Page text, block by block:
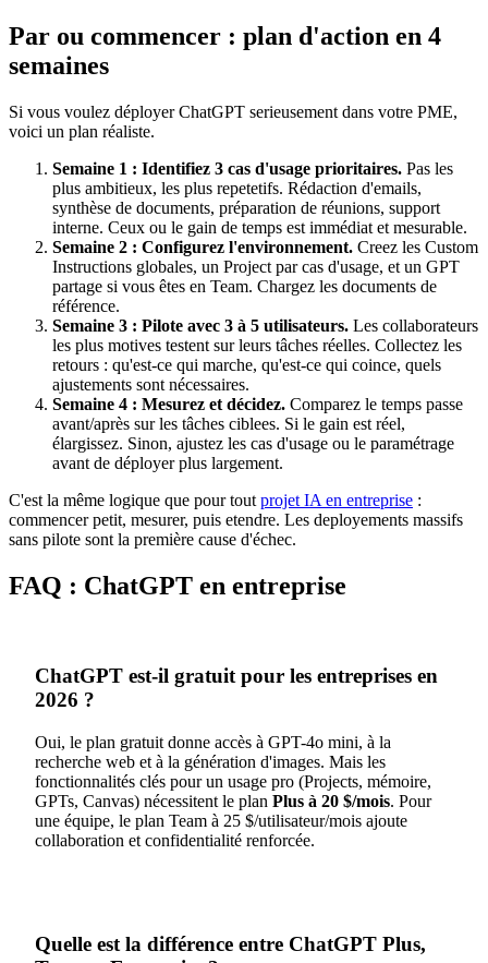
Par ou commencer : plan d'action en 4
semaines
Si vous voulez déployer ChatGPT serieusement dans votre PME,
voici un plan réaliste.
Semaine 1 : Identifiez 3 cas d'usage prioritaires. Pas les
plus ambitieux, les plus repetetifs. Rédaction d'emails,
synthèse de documents, préparation de réunions, support
interne. Ceux ou le gain de temps est immédiat et mesurable.
Semaine 2 : Configurez l'environnement. Creez les Custom
Instructions globales, un Project par cas d'usage, et un GPT
partage si vous êtes en Team. Chargez les documents de
référence.
Semaine 3 : Pilote avec 3 à 5 utilisateurs. Les collaborateurs
les plus motives testent sur leurs tâches réelles. Collectez les
retours : qu'est-ce qui marche, qu'est-ce qui coince, quels
ajustements sont nécessaires.
Semaine 4 : Mesurez et décidez. Comparez le temps passe
avant/après sur les tâches ciblees. Si le gain est réel,
élargissez. Sinon, ajustez les cas d'usage ou le paramétrage
avant de déployer plus largement.
C'est la même logique que pour tout projet IA en entreprise :
commencer petit, mesurer, puis etendre. Les deployements massifs
sans pilote sont la première cause d'échec.
FAQ : ChatGPT en entreprise
ChatGPT est-il gratuit pour les entreprises en
2026 ?
Oui, le plan gratuit donne accès à GPT-4o mini, à la
recherche web et à la génération d'images. Mais les
fonctionnalités clés pour un usage pro (Projects, mémoire,
GPTs, Canvas) nécessitent le plan Plus à 20 $/mois. Pour
une équipe, le plan Team à 25 $/utilisateur/mois ajoute
collaboration et confidentialité renforcée.
Quelle est la différence entre ChatGPT Plus,